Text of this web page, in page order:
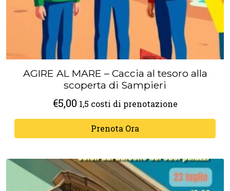
AGIRE AL MARE – Caccia al tesoro alla
scoperta di Sampieri
€5,00 1,5 costi di prenotazione
Prenota Ora